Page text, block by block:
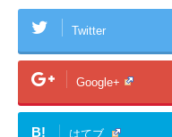
Twitter
Google+
B! はてブ